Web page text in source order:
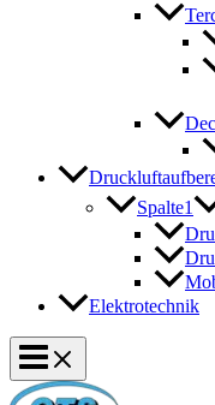
Spalte1
Elektrotechnik